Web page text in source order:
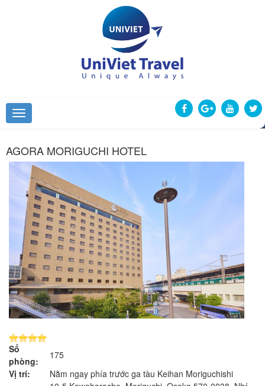
AGORA MORIGUCHI HOTEL
Số
phòng:
175
Vị trí:
Nằm ngay phía trước ga tàu Keihan Moriguchishi